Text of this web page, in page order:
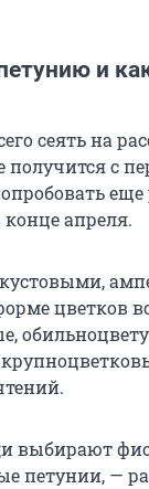
и
сеять на
с
апреля.
цветков
выбирают
петунии, —